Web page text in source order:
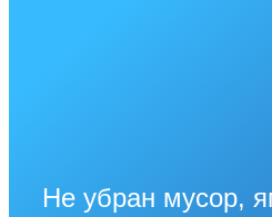
Не убран мусор,